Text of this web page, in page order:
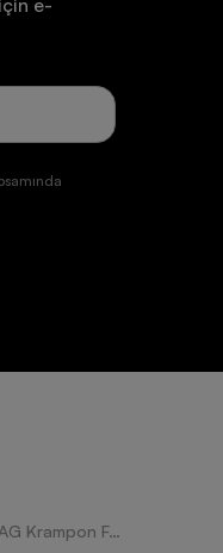
e-
Krampon Nasıl Seçilir? FG ve AG Krampon Farkları Nelerdir?